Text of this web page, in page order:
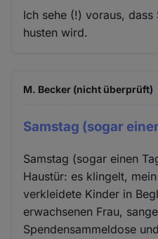
Ich sehe (!) voraus, dass
husten wird.
M. Becker (nicht überprüft)
Samstag (sogar
Samstag (sogar einen
Haustür: es klingelt,
verkleidete Kinder in
erwachsenen Frau,
Spendensammeldose